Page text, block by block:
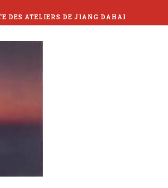
DES ATELIERS DE JIANG DAHAI